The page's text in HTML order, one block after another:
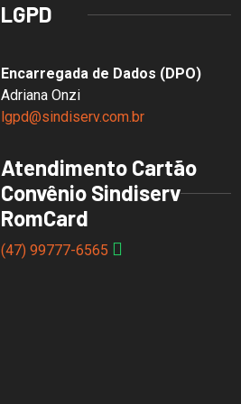
LGPD
Encarregada de Dados (DPO)
Adriana Onzi
lgpd@sindiserv.com.br
Atendimento Cartão
Convênio Sindiserv
RomCard
(47) 99777-6565